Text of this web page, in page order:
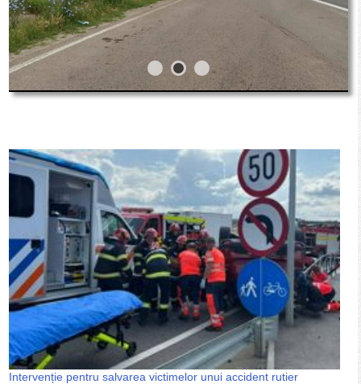
Intervenție pentru salvarea victimelor unui accident rutier